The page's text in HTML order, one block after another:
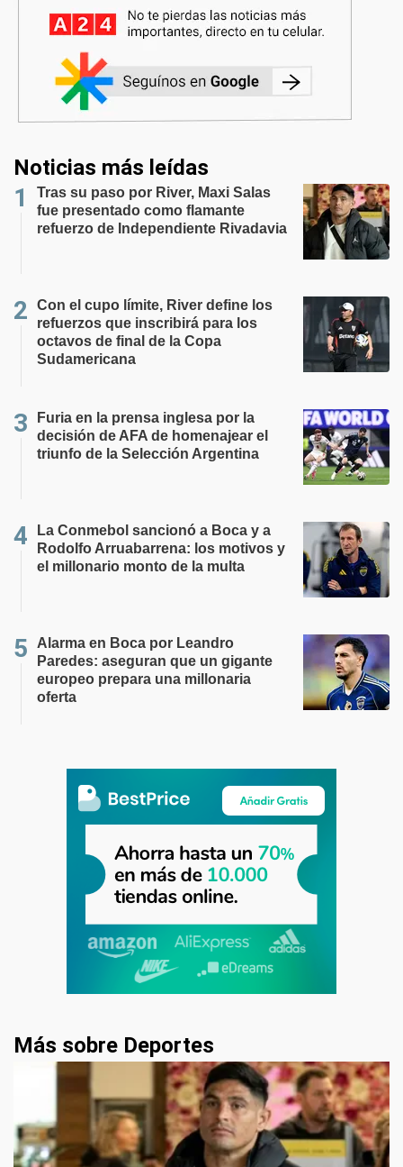
Noticias más leídas
Tras su paso por River, Maxi Salas
fue presentado como flamante
refuerzo de Independiente Rivadavia
Con el cupo límite, River define los
refuerzos que inscribirá para los
octavos de final de la Copa
Sudamericana
Furia en la prensa inglesa por la
decisión de AFA de homenajear el
triunfo de la Selección Argentina
La Conmebol sancionó a Boca y a
Rodolfo Arruabarrena: los motivos y
el millonario monto de la multa
Alarma en Boca por Leandro
Paredes: aseguran que un gigante
europeo prepara una millonaria
oferta
Más sobre Deportes